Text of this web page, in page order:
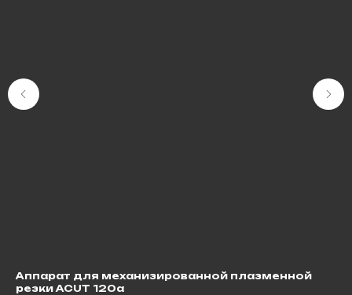
Аппарат для механизированной плазменной
резки ACUT 120a